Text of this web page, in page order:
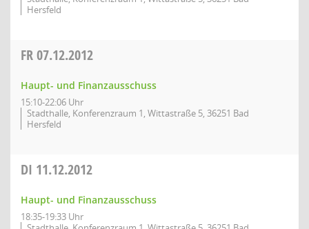
Hersfeld
FR07.12.2012
Haupt- und Finanzausschuss
15:10-22:06 Uhr
Stadthalle, Konferenzraum 1, Wittastraße 5, 36251 Bad
Hersfeld
DI 11.12.2012
Haupt- und Finanzausschuss
18:35-19:33 Uhr